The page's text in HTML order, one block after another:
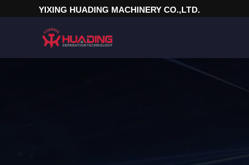
YIXING HUADING MACHINERY CO.,LTD.